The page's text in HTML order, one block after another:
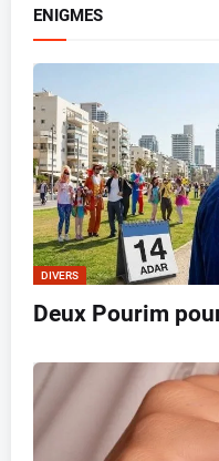
ENIGMES
DIVERS
Deux Pourim